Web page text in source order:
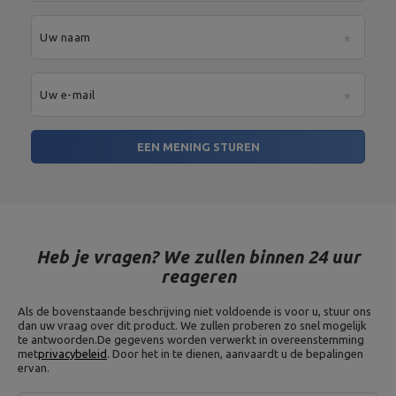
Uw naam
Uw e-mail
EEN MENING STUREN
Heb je vragen? We zullen binnen 24 uur
reageren
Als de bovenstaande beschrijving niet voldoende is voor u, stuur ons
dan uw vraag over dit product. We zullen proberen zo snel mogelijk
te antwoorden.De gegevens worden verwerkt in overeenstemming
metprivacybeleid . Door het in te dienen, aanvaardt u de bepalingen
ervan.